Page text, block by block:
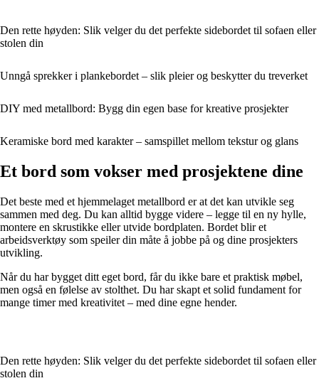
Den rette høyden: Slik velger du det perfekte sidebordet til sofaen eller
stolen din
Unngå sprekker i plankebordet – slik pleier og beskytter du treverket
DIY med metallbord: Bygg din egen base for kreative prosjekter
Keramiske bord med karakter – samspillet mellom tekstur og glans
Et bord som vokser med prosjektene dine
Det beste med et hjemmelaget metallbord er at det kan utvikle seg
sammen med deg. Du kan alltid bygge videre – legge til en ny hylle,
montere en skrustikke eller utvide bordplaten. Bordet blir et
arbeidsverktøy som speiler din måte å jobbe på og dine prosjekters
utvikling.
Når du har bygget ditt eget bord, får du ikke bare et praktisk møbel,
men også en følelse av stolthet. Du har skapt et solid fundament for
mange timer med kreativitet – med dine egne hender.
Den rette høyden: Slik velger du det perfekte sidebordet til sofaen eller
stolen din